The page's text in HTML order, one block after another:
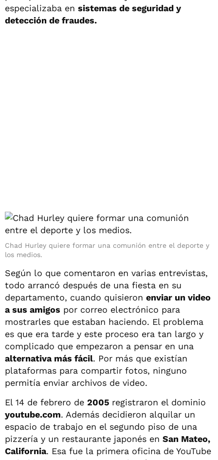
especializaba en sistemas de seguridad y
detección de fraudes.
Chad Hurley quiere formar una comunión entre el deporte y
los medios.
Según lo que comentaron en varias entrevistas,
todo arrancó después de una fiesta en su
departamento, cuando quisieron enviar un video
a sus amigos por correo electrónico para
mostrarles que estaban haciendo. El problema
es que era tarde y este proceso era tan largo y
complicado que empezaron a pensar en una
alternativa más fácil. Por más que existían
plataformas para compartir fotos, ninguno
permitía enviar archivos de video.
El 14 de febrero de 2005 registraron el dominio
youtube.com. Además decidieron alquilar un
espacio de trabajo en el segundo piso de una
pizzería y un restaurante japonés en San Mateo,
California. Esa fue la primera oficina de YouTube